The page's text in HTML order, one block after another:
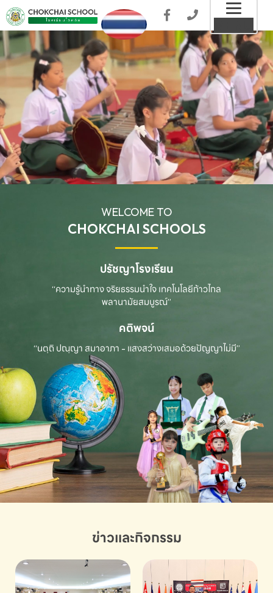
WELCOME TO
CHOKCHAI SCHOOLS
ปรัชญาโรงเรียน
“ความรู้นำทาง จริยธรรมนำใจ เทคโนโลยีก้าวไกล
พลานามัยสมบูรณ์”
คติพจน์
“นตฺถิ ปณฺญา สมาอาภา - แสงสว่างเสมอด้วยปัญญาไม่มี”
ข่าวและกิจกรรม